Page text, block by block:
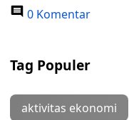
0 Komentar
Tag Populer
aktivitas ekonomi